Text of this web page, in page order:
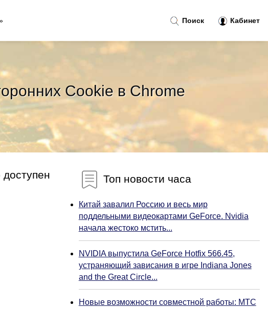
Cookie в Chrome
Топ новости часа
Китай завалил Россию и весь мир
поддельными видеокартами GeForce. Nvidia
начала жестоко мстить...
NVIDIA выпустила GeForce Hotfix 566.45,
устраняющий зависания в игре Indiana Jones
and the Great Circle...
Новые возможности совместной работы: МТС
Поиск Кабинет